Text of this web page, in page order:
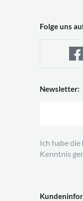
Folge uns
Newsletter:
Ich habe die
Kenntnis